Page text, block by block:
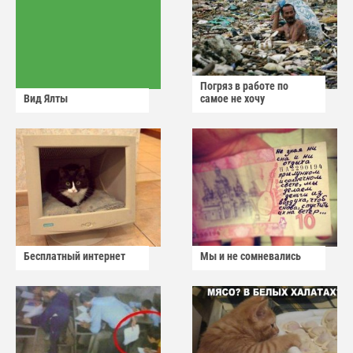
Вид Ялты
Погряз в работе по
самое не хочу
Бесплатный интернет Мы и не сомневались